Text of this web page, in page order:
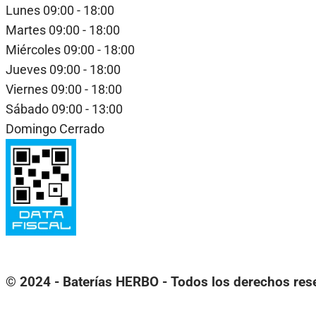
Lunes 09:00 - 18:00
Martes 09:00 - 18:00
Miércoles 09:00 - 18:00
Jueves 09:00 - 18:00
Viernes 09:00 - 18:00
Sábado 09:00 - 13:00
Domingo Cerrado
© 2024 - Baterías HERBO - Todos los derechos